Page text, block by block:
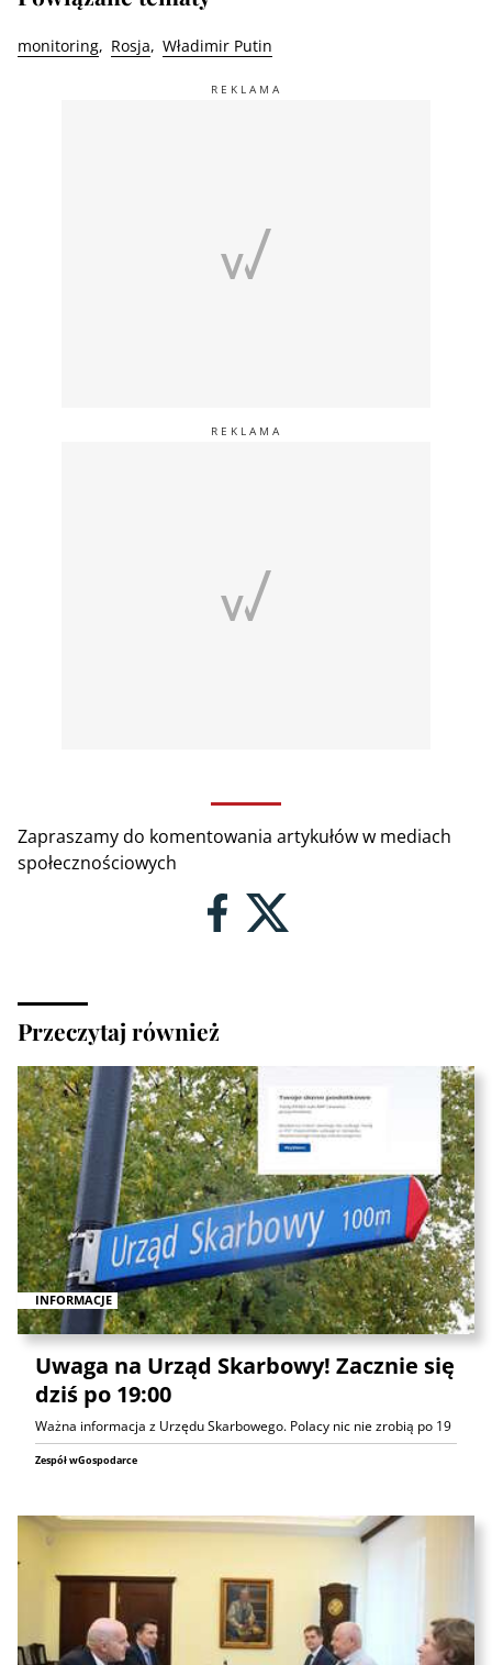
monitoring Rosja Władimir Putin
Zapraszamy do komentowania artykułów w mediach
społecznościowych
Przeczytaj również
INFORMACJE
Uwaga na Urząd Skarbowy! Zacznie się
dziś po 19:00
Ważna informacja z Urzędu Skarbowego. Polacy nic nie zrobią po 19
Zespół wGospodarce